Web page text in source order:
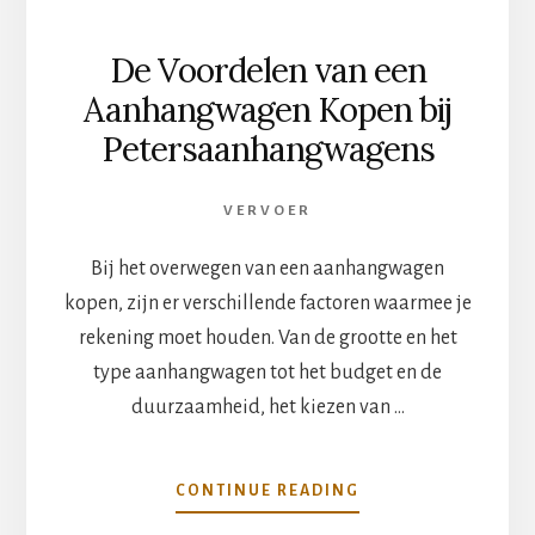
De Voordelen van een
Aanhangwagen Kopen bij
Petersaanhangwagens
VERVOER
Bij het overwegen van een aanhangwagen
kopen, zijn er verschillende factoren waarmee je
rekening moet houden. Van de grootte en het
type aanhangwagen tot het budget en de
duurzaamheid, het kiezen van …
CONTINUE READING
VOORDELEN